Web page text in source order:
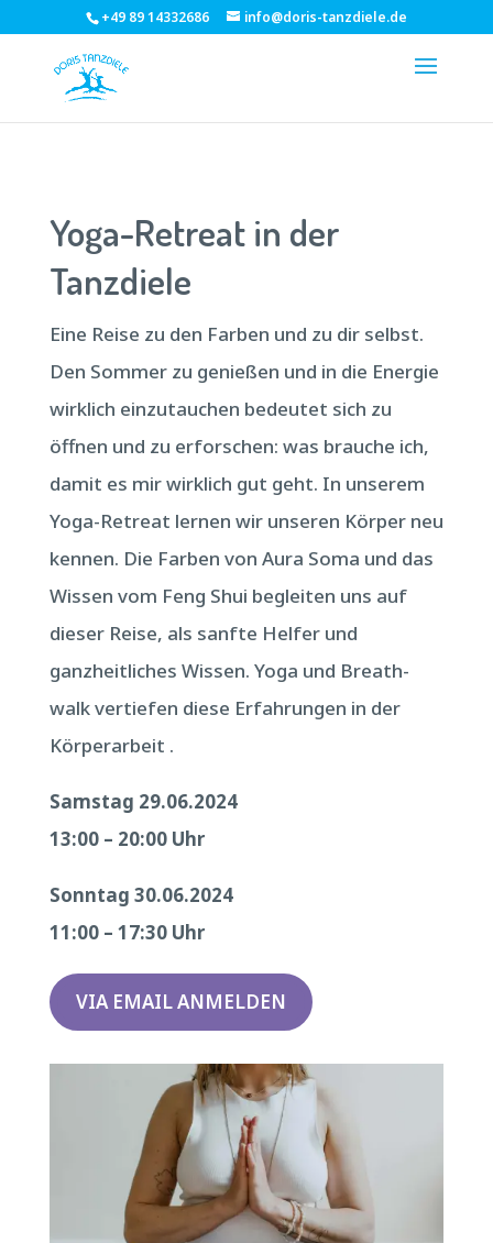
+49 89 14332686 info@doris-tanzdiele.de
Yoga-Retreat in der
Tanzdiele
Eine Reise zu den Farben und zu dir selbst.
Den Sommer zu genießen und in die Energie
wirklich einzutauchen bedeutet sich zu
öffnen und zu erforschen: was brauche ich,
damit es mir wirklich gut geht. In unserem
Yoga-Retreat lernen wir unseren Körper neu
kennen. Die Farben von Aura Soma und das
Wissen vom Feng Shui begleiten uns auf
dieser Reise, als sanfte Helfer und
ganzheitliches Wissen. Yoga und Breath-
walk vertiefen diese Erfahrungen in der
Körperarbeit .
Samstag 29.06.2024
13:00 – 20:00 Uhr
Sonntag 30.06.2024
11:00 – 17:30 Uhr
VIA EMAIL ANMELDEN